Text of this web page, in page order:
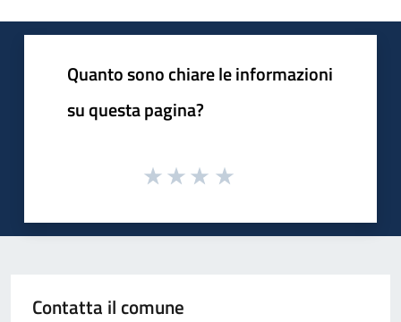
Quanto sono chiare le informazioni
su questa pagina?
Contatta il comune